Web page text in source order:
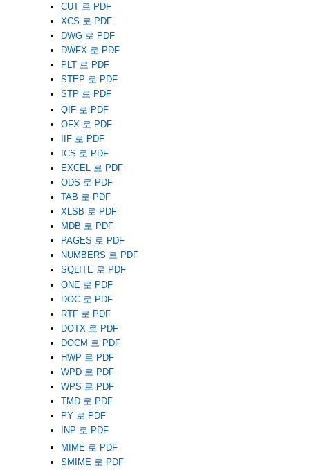
CUT 로 PDF
XCS 로 PDF
DWG 로 PDF
DWFX 로 PDF
PLT 로 PDF
STEP 로 PDF
STP 로 PDF
QIF 로 PDF
OFX 로 PDF
IIF 로 PDF
ICS 로 PDF
EXCEL 로 PDF
ODS 로 PDF
TAB 로 PDF
XLSB 로 PDF
MDB 로 PDF
PAGES 로 PDF
NUMBERS 로 PDF
SQLITE 로 PDF
ONE 로 PDF
DOC 로 PDF
RTF 로 PDF
DOTX 로 PDF
DOCM 로 PDF
HWP 로 PDF
WPD 로 PDF
WPS 로 PDF
TMD 로 PDF
PY 로 PDF
INP 로 PDF
MIME 로 PDF
SMIME 로 PDF